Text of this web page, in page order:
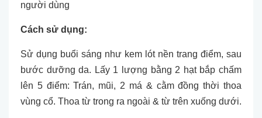
người dùng
Cách sử dụng:
Sử dụng buổi sáng như kem lót nền trang điểm, sau
bước dưỡng da. Lấy 1 lượng bằng 2 hạt bắp chấm
lên 5 điểm: Trán, mũi, 2 má & cằm đồng thời thoa
vùng cổ. Thoa từ trong ra ngoài & từ trên xuống dưới.